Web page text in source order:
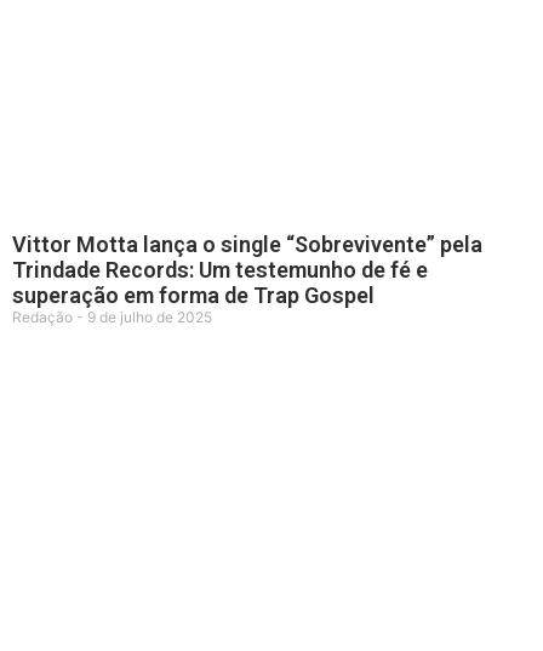
Vittor Motta lança o single “Sobrevivente” pela
Trindade Records: Um testemunho de fé e
superação em forma de Trap Gospel
Redação 9 de julho de 2025